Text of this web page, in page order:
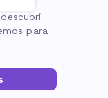
para